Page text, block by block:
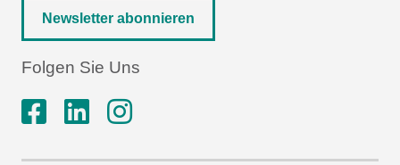
Newsletter abonnieren
Folgen Sie Uns